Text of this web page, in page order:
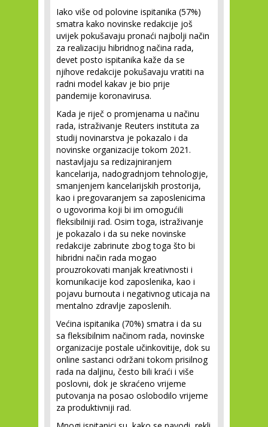
Iako više od polovine ispitanika (57%)
smatra kako novinske redakcije još
uvijek pokušavaju pronaći najbolji način
za realizaciju hibridnog načina rada,
devet posto ispitanika kaže da se
njihove redakcije pokušavaju vratiti na
radni model kakav je bio prije
pandemije koronavirusa.
Kada je riječ o promjenama u načinu
rada, istraživanje Reuters instituta za
studij novinarstva je pokazalo i da
novinske organizacije tokom 2021.
nastavljaju sa redizajniranjem
kancelarija, nadogradnjom tehnologije,
smanjenjem kancelarijskih prostorija,
kao i pregovaranjem sa zaposlenicima
o ugovorima koji bi im omogućili
fleksibilniji rad. Osim toga, istraživanje
je pokazalo i da su neke novinske
redakcije zabrinute zbog toga što bi
hibridni način rada mogao
prouzrokovati manjak kreativnosti i
komunikacije kod zaposlenika, kao i
pojavu burnouta i negativnog uticaja na
mentalno zdravlje zaposlenih.
Većina ispitanika (70%) smatra i da su
sa fleksibilnim načinom rada, novinske
organizacije postale učinkovitije, dok su
online sastanci održani tokom prisilnog
rada na daljinu, često bili kraći i više
poslovni, dok je skraćeno vrijeme
putovanja na posao oslobodilo vrijeme
za produktivniji rad.